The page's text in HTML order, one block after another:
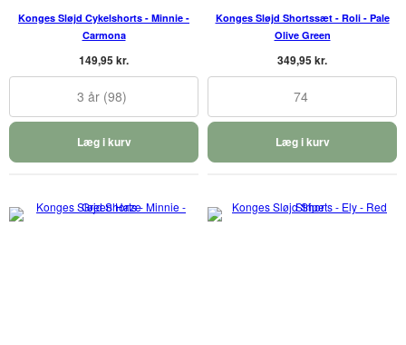
Konges Sløjd Cykelshorts - Minnie -
Carmona
149,95 kr.
3 år (98)
Læg i kurv
Konges Sløjd Shortssæt - Roli - Pale
Olive Green
349,95 kr.
74
Læg i kurv